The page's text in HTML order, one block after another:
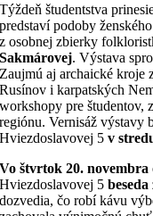
Týždeň študentstva
predstaví podoby
z osobnej zbierky
Sakmárovej. Výstava
Zaujmú aj archaické kroje
Rusínov i karpatských
workshopy pre študentov,
regiónu. Vernisáž výstavy
Hviezdoslavovej 5v
Vo štvrtok 20. novembra
Hviezdoslavovej 5
dozvedia, čo robí kávu